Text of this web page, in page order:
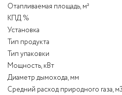
Отапливаемая площадь, м²
КПД %
Установка
Тип продукта
Тип упаковки
Мощность, кВт
Диаметр дымохода, мм
Средний расход природного газа,